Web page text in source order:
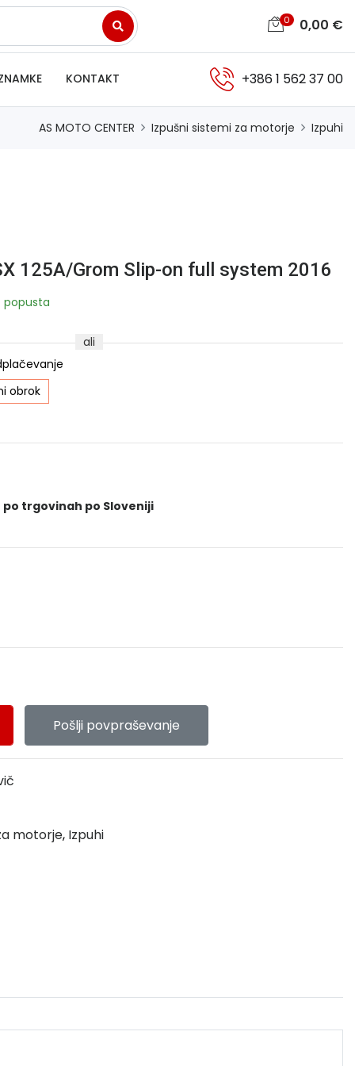
0 0,00 €
KONTAKT +386 1 562 37 00
AS MOTO CENTER Izpušni sistemi za motorje Izpuhi
125A/Grom Slip-on full system 2016
popusta
ali
obrok
trgovinah po Sloveniji
Pošlji povpraševanje
motorje, Izpuhi